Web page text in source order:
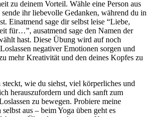
zu deinem Vorteil. Wähle eine Person aus
ihr liebevolle Gedanken, während du in
Einatmend sage dir selbst leise “Liebe,
für…”, ausatmend sage den Namen der
hast. Diese Übung wird auf noch
negativer Emotionen sorgen und
mehr Kreativität und den deines Kopfes zu
steckt, wie du siehst, viel körperliches und
herauszufordern und dich sanft zum
zu bewegen. Probiere meine
aus – beim Yoga üben geht es